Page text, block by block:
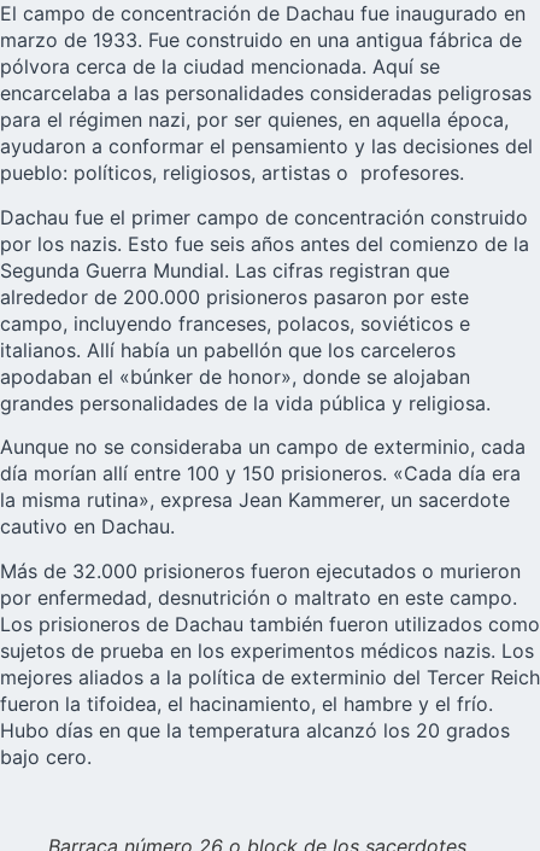
El campo de concentración de Dachau fue inaugurado en
marzo de 1933. Fue construido en una antigua fábrica de
pólvora cerca de la ciudad mencionada. Aquí se
encarcelaba a las personalidades consideradas peligrosas
para el régimen nazi, por ser quienes, en aquella época,
ayudaron a conformar el pensamiento y las decisiones del
pueblo: políticos, religiosos, artistas o profesores.
Dachau fue el primer campo de concentración construido
por los nazis. Esto fue seis años antes del comienzo de la
Segunda Guerra Mundial. Las cifras registran que
alrededor de 200.000 prisioneros pasaron por este
campo, incluyendo franceses, polacos, soviéticos e
italianos. Allí había un pabellón que los carceleros
apodaban el «búnker de honor», donde se alojaban
grandes personalidades de la vida pública y religiosa.
Aunque no se consideraba un campo de exterminio, cada
día morían allí entre 100 y 150 prisioneros. «Cada día era
la misma rutina», expresa Jean Kammerer, un sacerdote
cautivo en Dachau.
Más de 32.000 prisioneros fueron ejecutados o murieron
por enfermedad, desnutrición o maltrato en este campo.
Los prisioneros de Dachau también fueron utilizados como
sujetos de prueba en los experimentos médicos nazis. Los
mejores aliados a la política de exterminio del Tercer Reich
fueron la tifoidea, el hacinamiento, el hambre y el frío.
Hubo días en que la temperatura alcanzó los 20 grados
bajo cero.
Barraca número 26 o block de los sacerdotes